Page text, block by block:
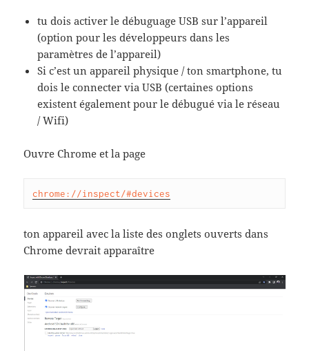
tu dois activer le débuguage USB sur l’appareil
(option pour les développeurs dans les
paramètres de l’appareil)
Si c’est un appareil physique / ton smartphone, tu
dois le connecter via USB (certaines options
existent également pour le débugué via le réseau
/ Wifi)
Ouvre Chrome et la page
chrome://inspect/#devices
ton appareil avec la liste des onglets ouverts dans
Chrome devrait apparaître